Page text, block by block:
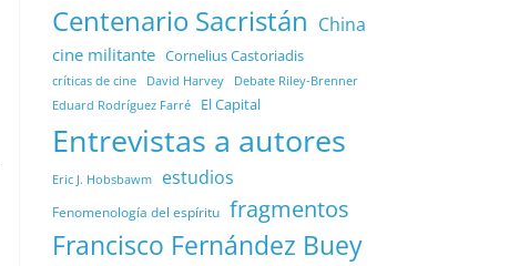
Centenario Sacristán China
cine militante Cornelius Castoriadis
críticas de cine David Harvey Debate Riley-Brenner
Eduard Rodríguez Farré El Capital
Entrevistas a autores
Eric J. Hobsbawm estudios
Fenomenología del espíritu fragmentos
Francisco Fernández Buey